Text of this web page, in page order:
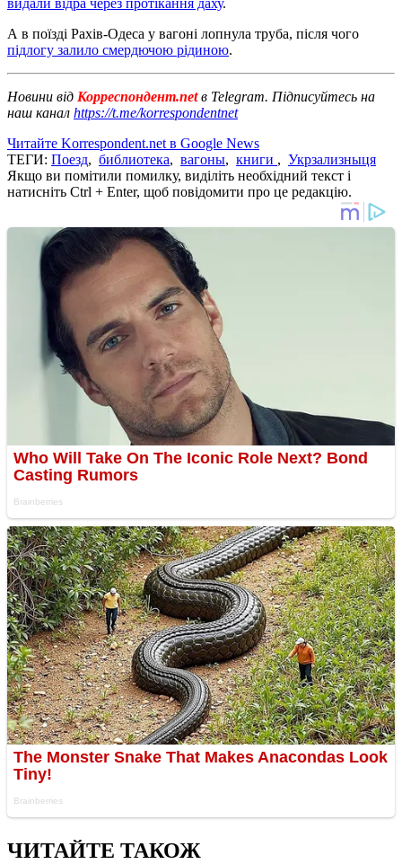
А в поїзді Рахів-Одеса у вагоні лопнула труба, після чого
підлогу залило смердючою рідиною.
Новини від Корреспондент.netв Telegram. Підписуйтесь на
наш канал https://t.me/korrespondentnet
Читайте Korrespondent.net в Google News
ТЕГИ: Поезд, библиотека, вагоны, книги , Укрзализныця
Якщо ви помітили помилку, виділіть необхідний текст і
натисніть Ctrl + Enter, щоб повідомити про це редакцію.
ЧИТАЙТЕ ТАКОЖ